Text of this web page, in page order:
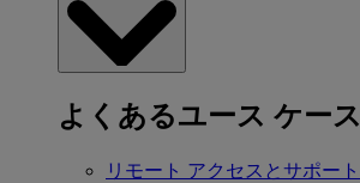
よくあるユース ケース
リモート アクセスとサポート